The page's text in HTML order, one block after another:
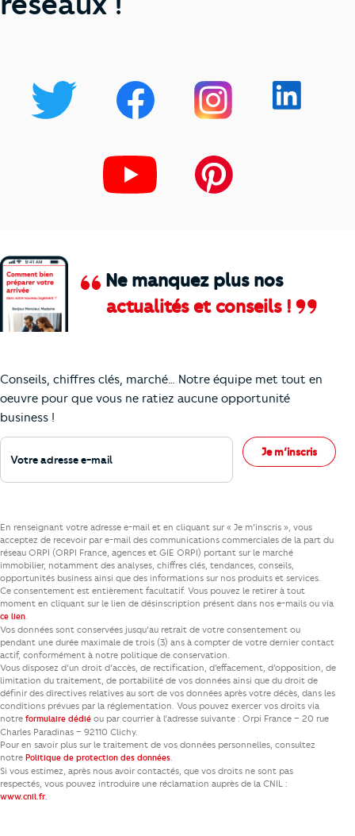
Ne manquez plus nos
actualités et conseils !
Conseils, chiffres clés, marché… Notre équipe met tout en
oeuvre pour que vous ne ratiez aucune opportunité
business !
Votre adresse e-mail
Je m’inscris
En renseignant votre adresse e-mail et en cliquant sur « Je m’inscris », vous
acceptez de recevoir par e-mail des communications commerciales de la part du
réseau ORPI (ORPI France, agences et GIE ORPI) portant sur le marché
immobilier, notamment des analyses, chiffres clés, tendances, conseils,
opportunités business ainsi que des informations sur nos produits et services.
Ce consentement est entièrement facultatif. Vous pouvez le retirer à tout
moment en cliquant sur le lien de désinscription présent dans nos e-mails ou via
ce lien.
Vos données sont conservées jusqu’au retrait de votre consentement ou
pendant une durée maximale de trois (3) ans à compter de votre dernier contact
actif, conformément à notre politique de conservation.
Vous disposez d’un droit d’accès, de rectification, d’effacement, d’opposition, de
limitation du traitement, de portabilité de vos données ainsi que du droit de
définir des directives relatives au sort de vos données après votre décès, dans les
conditions prévues par la réglementation. Vous pouvez exercer vos droits via
notre formulaire dédié ou par courrier à l’adresse suivante : Orpi France – 20 rue
Charles Paradinas – 92110 Clichy.
Pour en savoir plus sur le traitement de vos données personnelles, consultez
notre Politique de protection des données.
Si vous estimez, après nous avoir contactés, que vos droits ne sont pas
respectés, vous pouvez introduire une réclamation auprès de la CNIL :
www.cnil.fr.